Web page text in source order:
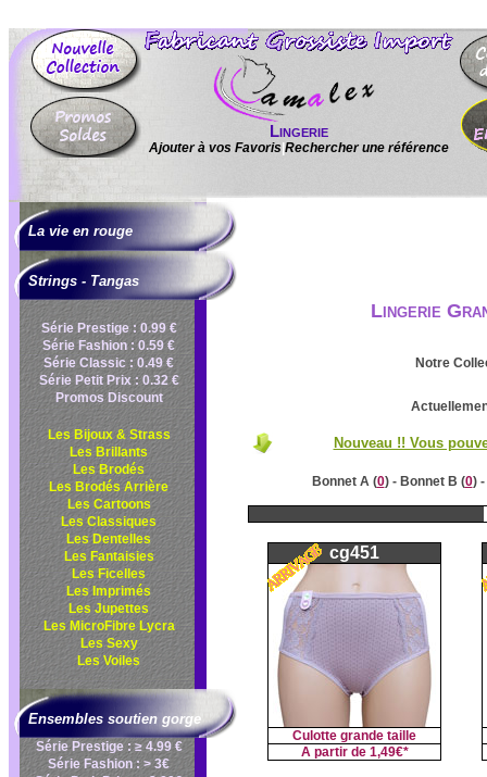
Lingerie
Ajouter à vos Favoris Rechercher une référence
La vie en rouge
Strings - Tangas
Série Prestige : 0.99 €
Série Fashion : 0.59 €
Série Classic : 0.49 €
Série Petit Prix : 0.32 €
Promos Discount
Les Bijoux & Strass
Les Brillants
Les Brodés
Les Brodés Arrière
Les Cartoons
Les Classiques
Les Dentelles
Les Fantaisies
Les Ficelles
Les Imprimés
Les Jupettes
Les MicroFibre Lycra
Les Sexy
Les Voiles
Ensembles soutien gorge
Série Prestige : ≥ 4.99 €
Série Fashion : > 3€
Lingerie
Notre
Nouveau !! Vous
Bonnet A (0) - Bonnet B (0)
cg451
Culotte grande taille
A partir de 1,49€*